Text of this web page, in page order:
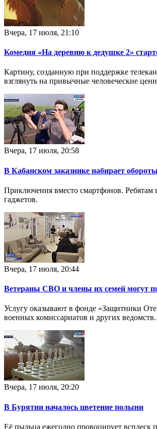
Вчера, 17 июля, 21:10
Комедия «На деревню к дедушке 2»
Картину, созданную при поддержке
взглянуть на привычные человеческие
Вчера, 17 июля, 20:58
В Кабанском заказнике набирает
Приключения вместо смартфонов. Ребятам
гаджетов.
Вчера, 17 июля, 20:44
Ветераны СВО и члены их семей могут
Услугу оказывают в фонде «Защитники
военных комиссариатов и других ведомств.
Вчера, 17 июля, 20:20
В Бурятии началось цветение полыни
Её пыльца ежегодно провоцирует